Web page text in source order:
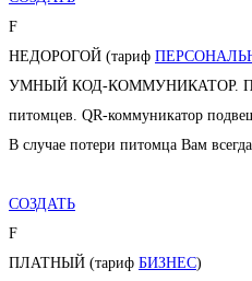
F
НЕДОРОГОЙ (тариф
УМНЫЙ КОД-КОММУНИКАТОР.
питомцев. QR-коммуникатор
В случае потери питомца Вам
СОЗДАТЬ
F
ПЛАТНЫЙ (тариф БИЗНЕС)